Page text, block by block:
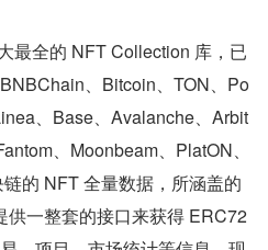
最全的 NFT Collection 库，已
、Bitcoin、TON、Po
、Base、Avalanche、Arbit
、Moonbeam、PlatON、
的 NFT 全量数据，所涵盖的
供一整套的接口来获得 ERC72